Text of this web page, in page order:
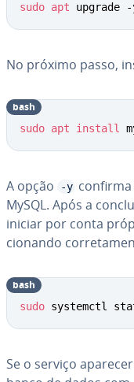
sudo apt upgrade
No próximo passo,
sudo apt install
bash
A opção -y
MySQL. Após a
iniciar por conta
ci­o­nando
sudo systemctl
bash
Se o serviço